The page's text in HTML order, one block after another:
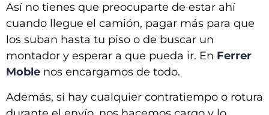
Así no tienes que preocuparte de estar ahí
cuando llegue el camión, pagar más para que
los suban hasta tu piso o de buscar un
montador y esperar a que pueda ir. En Ferrer
Moble nos encargamos de todo.
Además, si hay cualquier contratiempo o rotura